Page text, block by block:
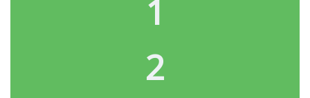
1
2